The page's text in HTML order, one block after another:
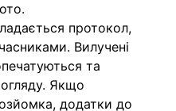
протокол,
Вилучені
та
Якщо
додатки до